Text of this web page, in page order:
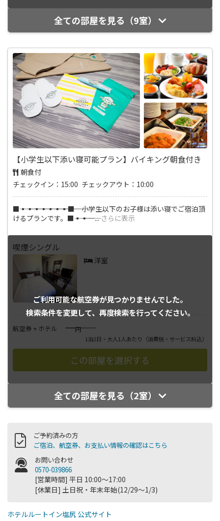
全ての部屋を見る（9室）
【小学生以下添い寝可能プラン】バイキング朝食付き
朝食付
チェックイン：15:00 チェックアウト：10:00
■―――▪―――▪―――▪―――▪―――▪―――▪―――▪―――■ 小学生以下のお子様は添い寝でご宿泊頂
けるプランです。■―――▪―――▪―...さらに表示
ご利用可能な航空券が見つかりませんでした。
検索条件を変更して、 再度検索を行ってください。
喫煙シングル
洋室
航空券 + ホテル ――――円
1泊2日・大人1人あたり （消費税・サービス料込）
全ての部屋を見る（2室）
ご予約済みの方
ご宿泊、航空券、お支払い情報の確認はこちら
お問い合わせ
0570-039866
[営業時間] 平日 10:00～17:00
[休業日] 土日祝・年末年始(12/29～1/3)
ホテルルートイン塩尻 公式サイト